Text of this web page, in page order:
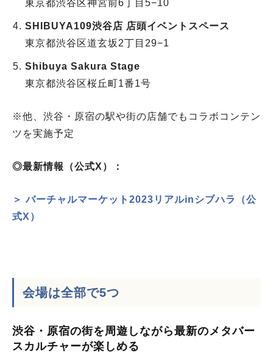
東京都渋谷区神宮前6丁目5−10
SHIBUYA109渋谷店 店頭イベントスペース
東京都渋谷区道玄坂2丁目29−1
Shibuya Sakura Stage
東京都渋谷区桜丘町1番1号
※他、渋谷・原宿の駅や街の店舗でもコラボコンテン
ツを実施予定
◎最新情報（公式X）：
＞ バーチャルマーケット2023リアルinシブハラ（公
式X）
会場は全部で5つ
渋谷・原宿の街を周遊しながら最新のメタバー
スカルチャーが楽しめる